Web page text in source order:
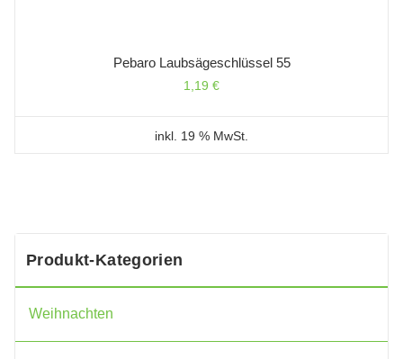
Pebaro Laubsägeschlüssel 55
1,19 €
inkl. 19 % MwSt.
Produkt-Kategorien
Weihnachten